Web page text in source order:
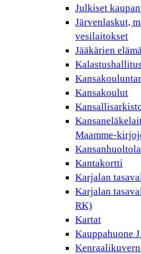
Julkiset
Järvenlaskut,
vesilaitokset
Jääkärien
Kalastushallitus
Kansakoulut
Maamme-
Kantakortti
Karjalan
Karjalan
RK)
Kartat
Kauppahuone